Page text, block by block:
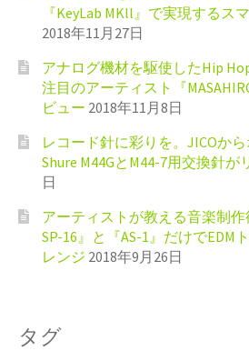
『KeyLab MKll』で実現するス
2018年11月27日
アナログ機材を駆使したHip
注目のアーティスト『
ビュー 2018年11月8日
レコード針に彩りを。JICOか
Shure M44GとM44-7用交換針が
日
アーティストが教える音楽制作
SP-16』と『AS-1』だけでEDM
レンジ 2018年9月26日
タグ